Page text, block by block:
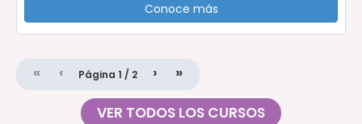
Conoce más
« ‹ › »
Página 1 / 2
VER TODOS LOS CURSOS